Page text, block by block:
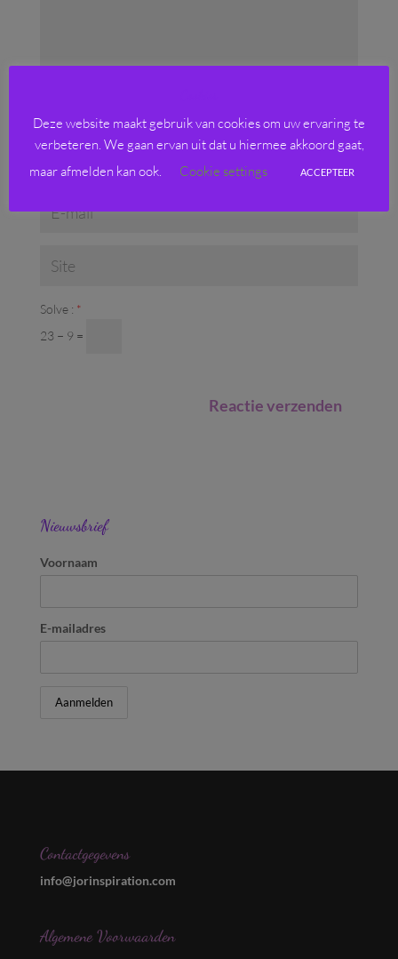
Solve : *
23 − 9 =
Nieuwsbrief
Voornaam
E-mailadres
Contactgegevens
info@jorinspiration.com
Algemene Voorwaarden
Deze website maakt gebruik van cookies om uw ervaring te
verbeteren. We gaan ervan uit dat u hiermee akkoord gaat,
maar afmelden kan ook.
Cookie settings ACCEPTEER